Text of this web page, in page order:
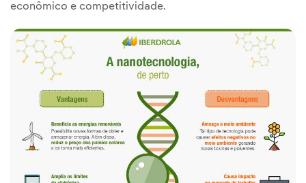
econômico e competitividade.